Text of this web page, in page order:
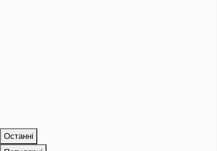
Останні